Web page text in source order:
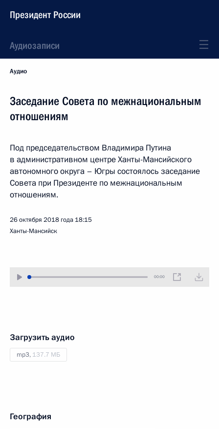
Президент России
Аудиозаписи
Аудио
Заседание Совета по межнациональным
отношениям
Под председательством Владимира Путина
в административном центре Ханты-Мансийского
автономного округа – Югры состоялось заседание
Совета при Президенте по межнациональным
отношениям.
26 октября 2018 года 18:15
Ханты-Мансийск
00:00
Загрузить аудио
mp3, 137.7 МБ
География